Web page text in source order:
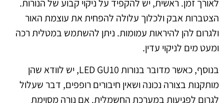
לאורך זמן. ראשית, יש להקפיד על ניקוי קבוע של הנורות.
הצטברות אבק ולכלוך עלולה להפחית את עוצמת האור
ולגרום להן להיראות עמומות. ניתן להשתמש במטלית רכה
ומעט מים לניקוי עדין.
בנוסף, כאשר מדובר בנורות LED GU10, יש לוודא שהן
מותקנות בצורה נכונה ושאין חיבורים רופפים, דבר שעלול
לגרום לפגיעות במערכת החשמלית. אם נורה מסוימת